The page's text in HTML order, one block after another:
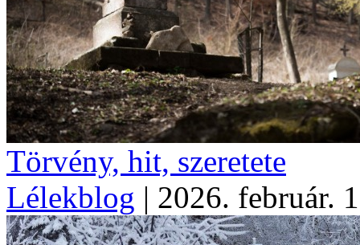
Törvény, hit, szeretete
Lélekblog | 2026. február.